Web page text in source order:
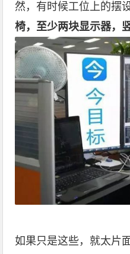
然，有时候工位上的摆
椅， 至少两块显示器，
如果只是这些，就太片